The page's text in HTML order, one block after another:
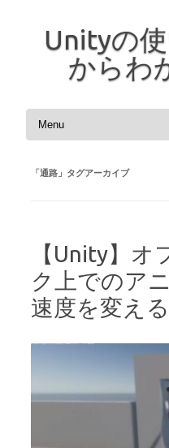
Unityの
からわ
コンテンツへスキップ
「通路 」タグアーカイブ
【Unity】オ
ク上でのア
速度を変える